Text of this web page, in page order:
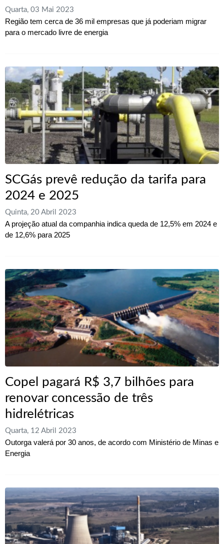
Quarta, 03 Mai 2023
Região tem cerca de 36 mil empresas que já poderiam migrar
para o mercado livre de energia
SCGás prevê redução da tarifa para
2024 e 2025
Quinta, 20 Abril 2023
A projeção atual da companhia indica queda de 12,5% em 2024 e
de 12,6% para 2025
Copel pagará R$ 3,7 bilhões para
renovar concessão de três
hidrelétricas
Quarta, 12 Abril 2023
Outorga valerá por 30 anos, de acordo com Ministério de Minas e
Energia